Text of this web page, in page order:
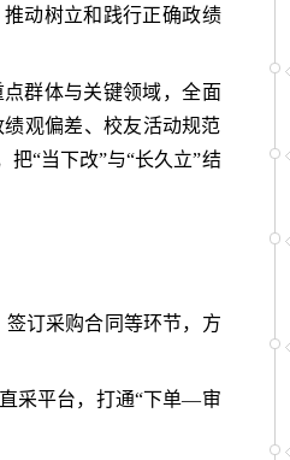
动树立和践行正确政绩
群体与关键领域，全面
观偏差、校友活动规范
“当下改”与“长久立”结
订采购合同等环节，方
采平台，打通“下单—审